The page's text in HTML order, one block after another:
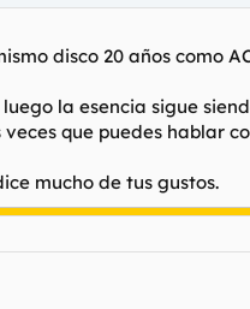
disco 20 años como
la esencia sigue
que puedes hablar
mucho de tus gustos.